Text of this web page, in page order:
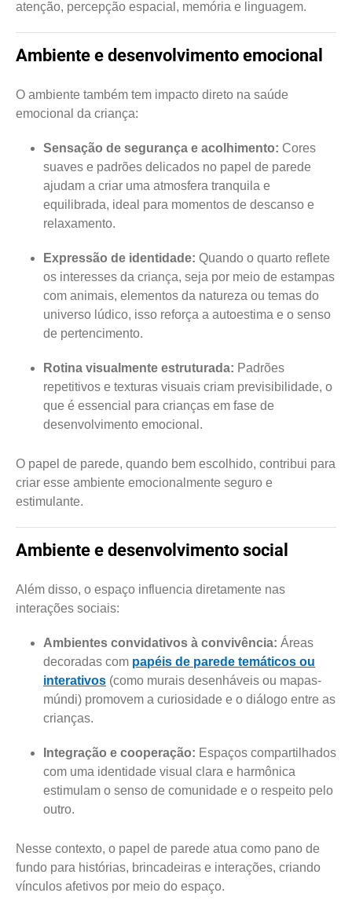
atenção, percepção espacial, memória e linguagem.
Ambiente e desenvolvimento emocional
O ambiente também tem impacto direto na saúde
emocional da criança:
Sensação de segurança e acolhimento: Cores
suaves e padrões delicados no papel de parede
ajudam a criar uma atmosfera tranquila e
equilibrada, ideal para momentos de descanso e
relaxamento.
Expressão de identidade: Quando o quarto reflete
os interesses da criança, seja por meio de estampas
com animais, elementos da natureza ou temas do
universo lúdico, isso reforça a autoestima e o senso
de pertencimento.
Rotina visualmente estruturada: Padrões
repetitivos e texturas visuais criam previsibilidade, o
que é essencial para crianças em fase de
desenvolvimento emocional.
O papel de parede, quando bem escolhido, contribui para
criar esse ambiente emocionalmente seguro e
estimulante.
Ambiente e desenvolvimento social
Além disso, o espaço influencia diretamente nas
interações sociais:
Ambientes convidativos à convivência: Áreas
decoradas com papéis de parede temáticos ou
interativos (como murais desenháveis ou mapas-
múndi) promovem a curiosidade e o diálogo entre as
crianças.
Integração e cooperação: Espaços compartilhados
com uma identidade visual clara e harmônica
estimulam o senso de comunidade e o respeito pelo
outro.
Nesse contexto, o papel de parede atua como pano de
fundo para histórias, brincadeiras e interações, criando
vínculos afetivos por meio do espaço.